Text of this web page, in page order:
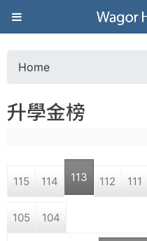
Jump
葳
格
高
學
o
a
r
Home
升學金榜
115 114 113 112 111
105 104